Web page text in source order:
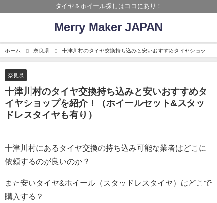
タイヤ＆ホイール探しはココにあり！
Merry Maker JAPAN
ホーム 奈良県
十津川村のタイヤ交換持ち込みと安いおすすめタイヤショップ
を紹介！（ホイールセット&スタッドレスタイヤも有り）
奈良県
十津川村のタイヤ交換持ち込みと安いおすすめタ
イヤショップを紹介！（ホイールセット&スタッ
ドレスタイヤも有り）
十津川村にあるタイヤ交換の持ち込み可能な業者はどこに
依頼するのが良いのか？
また安いタイヤ&ホイール（スタッドレスタイヤ）はどこで
購入する？